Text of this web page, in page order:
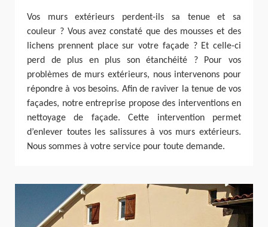
Vos murs extérieurs perdent-ils sa tenue et sa
couleur ? Vous avez constaté que des mousses et des
lichens prennent place sur votre façade ? Et celle-ci
perd de plus en plus son étanchéité ? Pour vos
problèmes de murs extérieurs, nous intervenons pour
répondre à vos besoins. Afin de raviver la tenue de vos
façades, notre entreprise propose des interventions en
nettoyage de façade. Cette intervention permet
d’enlever toutes les salissures à vos murs extérieurs.
Nous sommes à votre service pour toute demande.